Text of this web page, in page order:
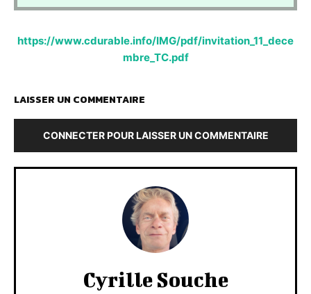
https://www.cdurable.info/IMG/pdf/invitation_11_dece
mbre_TC.pdf
LAISSER UN COMMENTAIRE
CONNECTER POUR LAISSER UN COMMENTAIRE
Cyrille Souche